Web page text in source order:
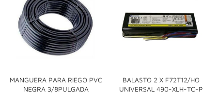
MANGUERA PARA RIEGO PVC
NEGRA 3/8PULGADA
BALASTO 2 X F72T12/HO
UNIVERSAL 490-XLH-TC-P